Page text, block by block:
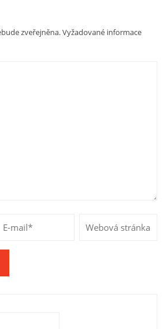
zveřejněna.Vyžadované informace